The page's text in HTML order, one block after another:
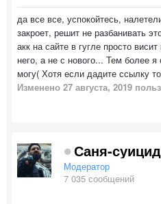
да все все, успокойтесь,
закроет, решит не разбанивать
акк на сайте в гугле просто
него, а не с нового... Тем более
могу( Хотя если дадите ссылку
Изменено 27 августа, 2019
Саня-
Модератор
7 035 сообщений